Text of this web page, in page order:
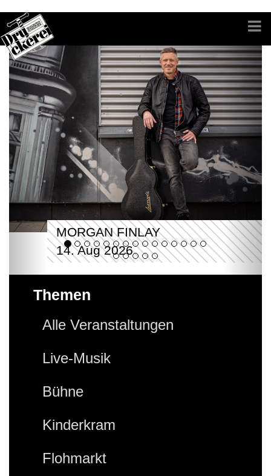
MORGAN FINLAY
14. Aug 2026
Themen
Alle Veranstaltungen
Live-Musik
Bühne
Kinderkram
Flohmarkt